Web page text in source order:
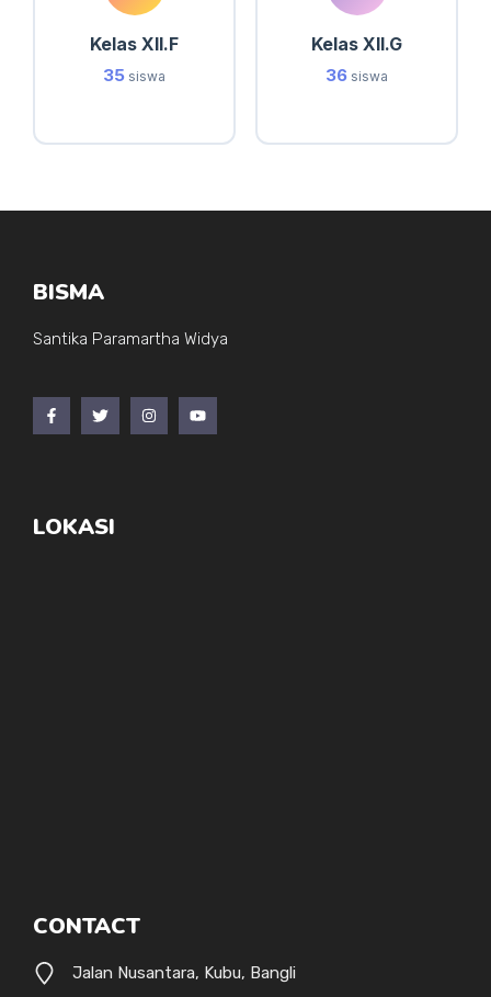
Kelas XII.F
35 siswa
Kelas XII.G
36 siswa
BISMA
Santika Paramartha Widya
LOKASI
CONTACT
Jalan Nusantara, Kubu, Bangli